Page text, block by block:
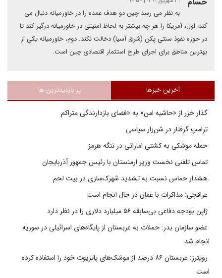
به نظر می رسد چین دو هدف عمده را در خاورمیانه دنبال می
کند: اول، آمریکا را هر چه بیشتر به لحاظ امنیتی در خاورمیانه درگیر کند تا
در حوزه نفوذ سنتی پکن (شرق آسیا) دخالت نکند. دوم، خاورمیانه یکی از
بهترین مناطق برای اجرای طرح استثمار اقتصادی چین است.
آخرین خبرها پر بازدیدترین ها
گذار خزر از «حاشیه امن» به «فضای بازدارندگی متراکم
ترامپ گرفتار در شن‌زار سیاسی
حمله موشکی به کشتی اماراتی در تنگه هرمز
تماس تلفنی نخست وزیر ارمنستان با رئیس جمهور آذربایجان
هشدار حماس نسبت به تشدید شهرک‌سازی در بیت‌ لحم
عراقچی: مذاکرات با عمان در حال انجام است
ژاپن بودجه دفاعی بی‌سابقه ۵۶ میلیارد دلاری را در نظر دارد
عضو سازمان بدر: حملات به عربستان از پایگاه‌های اسرائیلی در سوریه
انجام شد
رویترز: عربستان ۸۶ درصد از موشک‌های پاتریوت خود را استفاده کرده
است